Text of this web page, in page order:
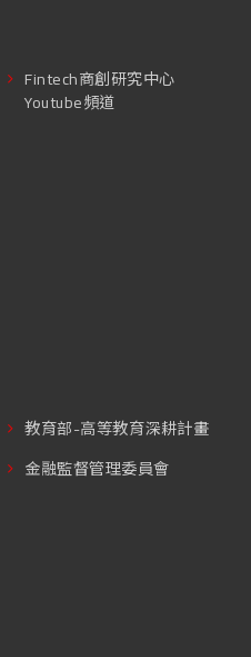
Fintech商創研究中心
Youtube頻道
教育部-高等教育深耕計畫
金融監督管理委員會